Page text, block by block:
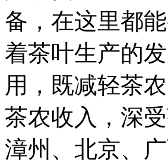
备，在这里都
着茶叶生产的
用，既减轻茶
茶农收入，深
漳州、北京、